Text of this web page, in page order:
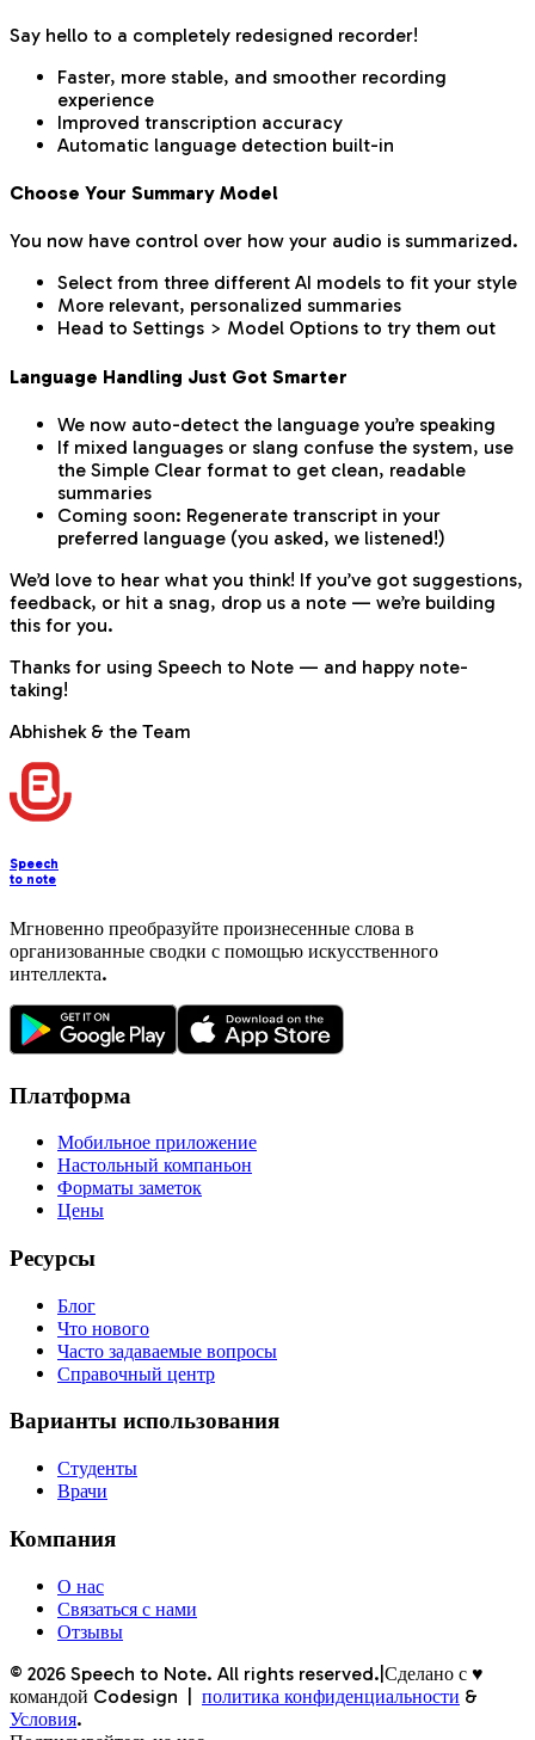
Say hello to a completely redesigned recorder!
Faster, more stable, and smoother recording
experience
Improved transcription accuracy
Automatic language detection built-in
Choose Your Summary Model
You now have control over how your audio is summarized.
Select from three different AI models to fit your style
More relevant, personalized summaries
Head to Settings > Model Options to try them out
Language Handling Just Got Smarter
We now auto-detect the language you’re speaking
If mixed languages or slang confuse the system, use
the Simple Clear format to get clean, readable
summaries
Coming soon: Regenerate transcript in your
preferred language (you asked, we listened!)
We’d love to hear what you think! If you’ve got suggestions,
feedback, or hit a snag, drop us a note — we’re building
this for you.
Thanks for using Speech to Note — and happy note-
taking!
Abhishek & the Team
Speech
to note
Мгновенно преобразуйте произнесенные слова в
организованные сводки с помощью искусственного
интеллекта.
Платформа
Мобильное приложение
Настольный компаньон
Форматы заметок
Цены
Ресурсы
Блог
Что нового
Часто задаваемые вопросы
Справочный центр
Варианты использования
Студенты
Врачи
Компания
О нас
Связаться с нами
Отзывы
© 2026 Speech to Note. All rights reserved. Сделано с ♥
командой Codesign
политика конфиденциальности &
Условия.